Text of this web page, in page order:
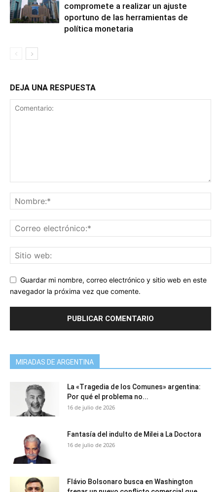
compromete a realizar un ajuste
oportuno de las herramientas de
política monetaria
DEJA UNA RESPUESTA
Guardar mi nombre, correo electrónico y sitio web en este
navegador la próxima vez que comente.
MIRADAS DE ARGENTINA
La «Tragedia de los Comunes» argentina:
Por qué el problema no...
16 de julio de 2026
Fantasía del indulto de Milei a La Doctora
16 de julio de 2026
Flávio Bolsonaro busca en Washington